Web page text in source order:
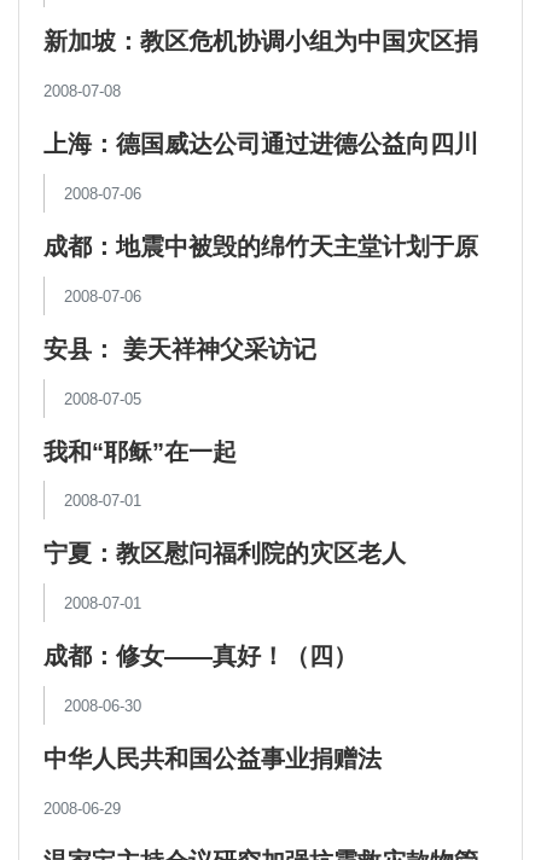
新加坡：教区危机协调小组为中国灾区捐
2008-07-08
上海：德国威达公司通过进德公益向四川
灾区再捐20万元人民币
2008-07-06
成都：地震中被毁的绵竹天主堂计划于原
址重建
2008-07-06
安县： 姜天祥神父采访记
2008-07-05
我和“耶稣”在一起
2008-07-01
宁夏：教区慰问福利院的灾区老人
2008-07-01
成都：修女——真好！（四）
2008-06-30
中华人民共和国公益事业捐赠法
2008-06-29